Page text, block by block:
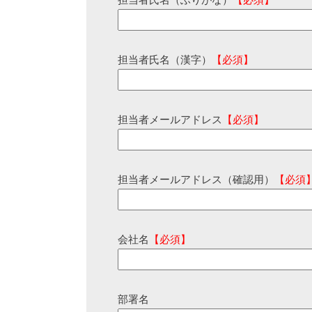
担当者氏名（漢字） 【必須】
担当者メールアドレス 【必須】
担当者メールアドレス（確認用） 【必須
会社名 【必須】
部署名